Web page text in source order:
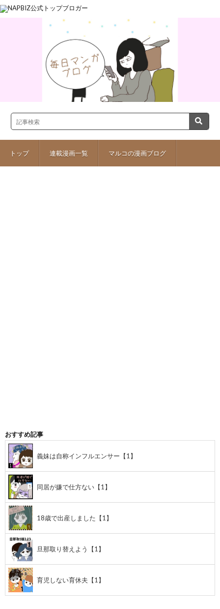
トップ 連載漫画一覧 マルコの漫画ブログ
おすすめ記事
義妹は自称インフルエンサー【1】
同居が嫌で仕方ない【1】
18歳で出産しました【1】
旦那取り替えよう【1】
育児しない育休夫【1】